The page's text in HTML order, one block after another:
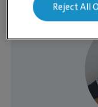
Reject All